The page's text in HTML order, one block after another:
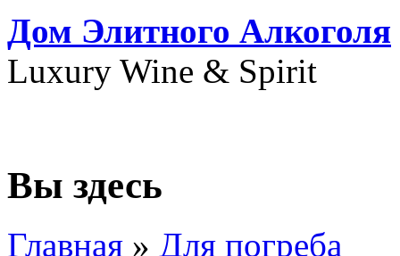
Дом Элитного Алкоголя
Luxury Wine & Spirit
Вы здесь
Главная » Для погреба